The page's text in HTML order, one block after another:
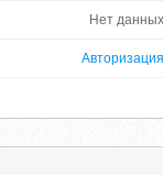
Нет данных
Авторизация